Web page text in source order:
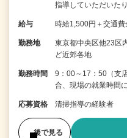
指導していただいた
給与 時給1,500円＋交通費
勤務地
東京都中央区他23区
ど近郊各地
勤務時間
9：00～17：50（支
合、現場の就業時間
応募資格 清掃指導の経験者
後で見る